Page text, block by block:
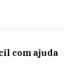
com ajuda